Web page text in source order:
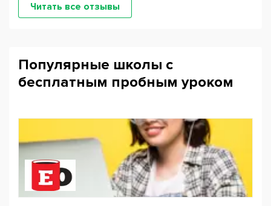
Читать все отзывы
Популярные школы с
бесплатным пробным уроком